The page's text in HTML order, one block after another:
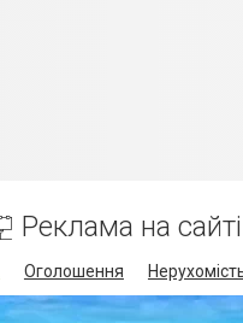
Реклама на сайті
Оголошення